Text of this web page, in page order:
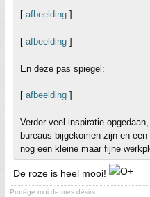
[ afbeelding ]
[ afbeelding ]
En deze pas spiegel:
[ afbeelding ]
Verder veel inspiratie
bureaus bijgekomen zijn en
nog een kleine maar fijne
De roze is heel mooi!
Protège moi de mes désirs.